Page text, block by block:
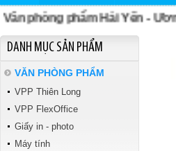
phòng phẩm Hải Yến - Ươm
DANH MỤC SẢN PHẨM
VĂN PHÒNG PHẨM
VPP Thiên Long
VPP FlexOffice
Giấy in - photo
Máy tính